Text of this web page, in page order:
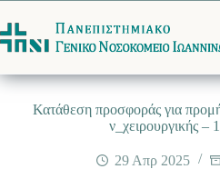
στο
περιεχόμενο
Κατάθεση προσφοράς για
ν_χειρουργικής –
29 Απρ 2025